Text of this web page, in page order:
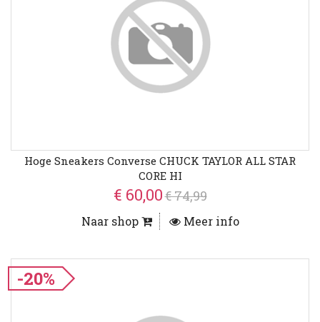
Hoge Sneakers Converse CHUCK TAYLOR ALL STAR
CORE HI
€ 60,00€ 74,99
Naar shop Meer info
-20%